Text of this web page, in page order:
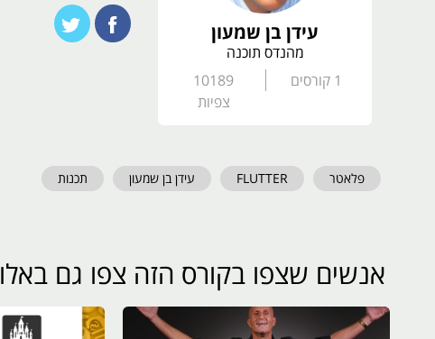
עידן בן שמעון
מהנדס תוכנה
1 קורסים
10189
צפיות
פלאטר FLUTTER עידן בן שמעון תכנות
אנשים שצפו בקורס הזה צפו גם באלו